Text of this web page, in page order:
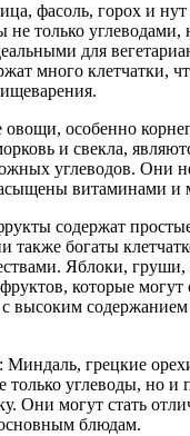
фасоль, горох и
не только углеводами,
для
много клетчатки,
особенно
и свекла,
углеводов. Они
витаминами и
содержат
также богаты
Яблоки,
которые могут
высоким
: Миндаль, грецкие
только углеводы, но
Они могут стать
блюдам.